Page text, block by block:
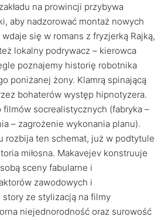
na prowincji przybywa
aby nadzorować montaż nowych
się w romans z fryzjerką Rajką,
lokalny podrywacz – kierowca
poznajemy historię robotnika
poniżanej żony. Klamrą spinającą
bohaterów występ hipnotyzera.
filmów socrealistycznych (fabryka –
– zagrożenie wykonania planu).
rozbija ten schemat, już w podtytule
miłosna. Makavejev konstruuje
sceny fabularne i
zawodowych i
ze stylizacją na filmy
niejednorodność oraz surowość